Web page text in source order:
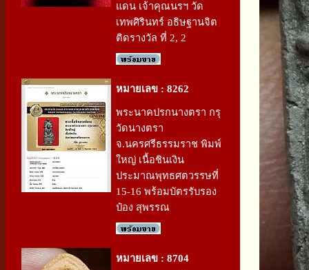
แดน เจ้าคุณนรฯ วัด
เทพศิรินทร์ อธิษฐานจิต
ติดรางวัล ที่ 2, 2
หมายเลข : 8262
พระนาคปรกนางตรา กรุ
วัดนางตรา
จ.นครศรีธรรมราช พิมพ์
ใหญ่ เนื้อชินเงิน
ประมาณพุทธศตวรรษที่
15-16 พร้อมบัตรรับรอง
ป๋อง สุพรรณ
หมายเลข : 8704